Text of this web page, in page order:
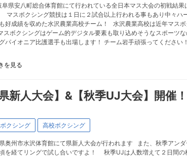
県安八町総合体育館にて行われている全日本マス大会の初戦結
スボクシング競技は１日に２試合以上行われる事もあり中々ハ
好成績を収めた水沢農業高校チーム！ 水沢農業高校は近年マス
ボクシングはゲーム的デジタル要素も取り込めそうなスポーツ
パイオニア比護選手も出場します！ チーム岩手頑張ってください
を見る
県新人大会】&【秋季UJ大会】開催！
クシング 高校ボクシング
奥州市水沢体育館にて県新人大会が行われます また、秋季アン
を経てリングで試し合いですよ！ 秋季UJは人数増えて２日間